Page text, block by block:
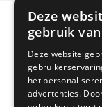
Gevel
acrylaatverf
Gevel
silicaatverf
Deze
gebruik
Deze website
het
advertenties.